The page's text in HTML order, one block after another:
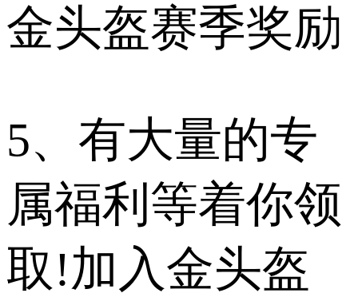
金头盔赛季奖励
5、有大量的专
属福利等着你领
取!加入金头盔